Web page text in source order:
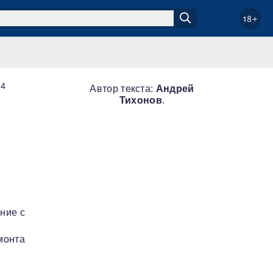
18+
с
Автор текста: Андрей
Тихонов.